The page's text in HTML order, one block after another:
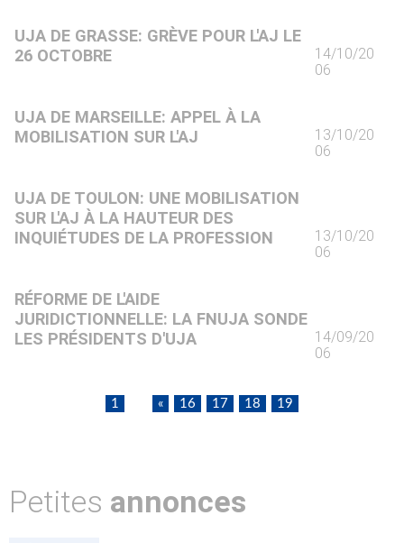
UJA DE GRASSE: GRÈVE POUR L'AJ LE
26 OCTOBRE
14/10/20
06
UJA DE MARSEILLE: APPEL À LA
MOBILISATION SUR L'AJ
13/10/20
06
UJA DE TOULON: UNE MOBILISATION
SUR L'AJ À LA HAUTEUR DES
INQUIÉTUDES DE LA PROFESSION
13/10/20
06
RÉFORME DE L'AIDE
JURIDICTIONNELLE: LA FNUJA SONDE
LES PRÉSIDENTS D'UJA
14/09/20
06
1 « 16 17 18 19
Petites annonces